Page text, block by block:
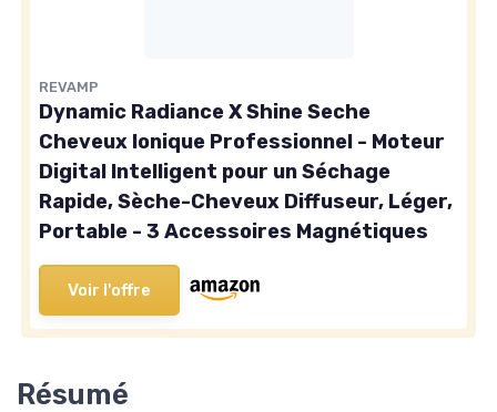
REVAMP
Dynamic Radiance X Shine Seche
Cheveux Ionique Professionnel - Moteur
Digital Intelligent pour un Séchage
Rapide, Sèche-Cheveux Diffuseur, Léger,
Portable - 3 Accessoires Magnétiques
Voir l'offre
Résumé